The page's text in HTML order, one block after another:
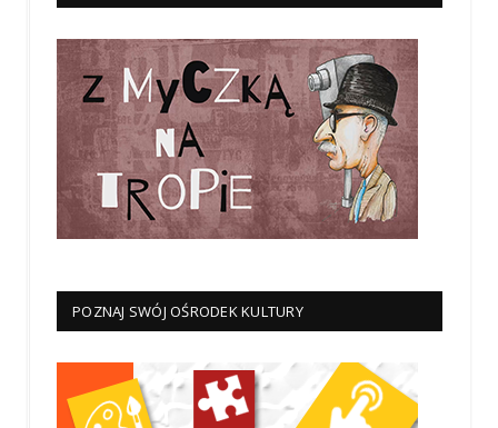
POZNAJ SWÓJ OŚRODEK KULTURY